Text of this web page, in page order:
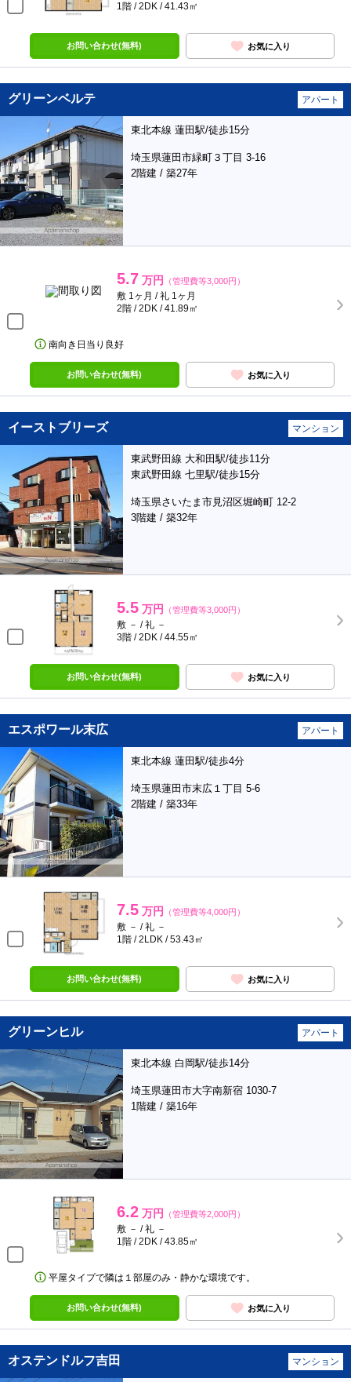
1階 / 2DK / 41.43㎡
お問い合わせ(無料) お気に入り
グリーンベルテ アパート
東北本線 蓮田駅/徒歩15分
埼玉県蓮田市緑町３丁目 3-16
2階建 / 築27年
5.7 万円 （管理費等3,000円）
敷 1ヶ月 / 礼 1ヶ月
2階 / 2DK / 41.89㎡
南向き日当り良好
お問い合わせ(無料) お気に入り
イーストブリーズ マンション
東武野田線 大和田駅/徒歩11分
東武野田線 七里駅/徒歩15分
埼玉県さいたま市見沼区堀崎町 12-2
3階建 / 築32年
5.5 万円 （管理費等3,000円）
敷 － / 礼 －
3階 / 2DK / 44.55㎡
お問い合わせ(無料) お気に入り
エスポワール末広 アパート
東北本線 蓮田駅/徒歩4分
埼玉県蓮田市末広１丁目 5-6
2階建 / 築33年
7.5 万円 （管理費等4,000円）
敷 － / 礼 －
1階 / 2LDK / 53.43㎡
お問い合わせ(無料) お気に入り
グリーンヒル アパート
東北本線 白岡駅/徒歩14分
埼玉県蓮田市大字南新宿 1030-7
1階建 / 築16年
6.2 万円 （管理費等2,000円）
敷 － / 礼 －
1階 / 2DK / 43.85㎡
平屋タイプで隣は１部屋のみ・静かな環境です。
お問い合わせ(無料) お気に入り
オステンドルフ吉田 マンション